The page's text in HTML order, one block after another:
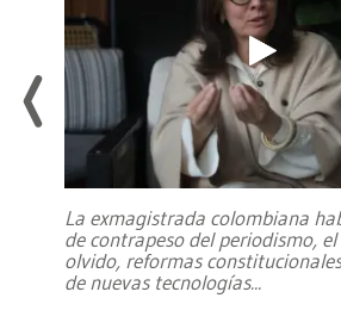
La exmagistrada colombiana
de contrapeso del periodismo,
olvido, reformas
de nuevas tecnologías...